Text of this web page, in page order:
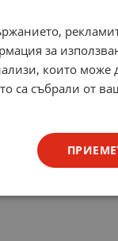
за
които може
са събрали от